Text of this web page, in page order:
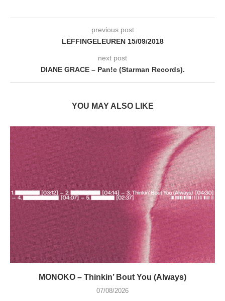
previous post
LEFFINGELEUREN 15/09/2018
next post
DIANE GRACE – Pan!c (Starman Records).
YOU MAY ALSO LIKE
MONOKO – Thinkin’ Bout You (Always)
07/08/2026